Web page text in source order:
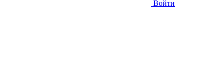
Войти